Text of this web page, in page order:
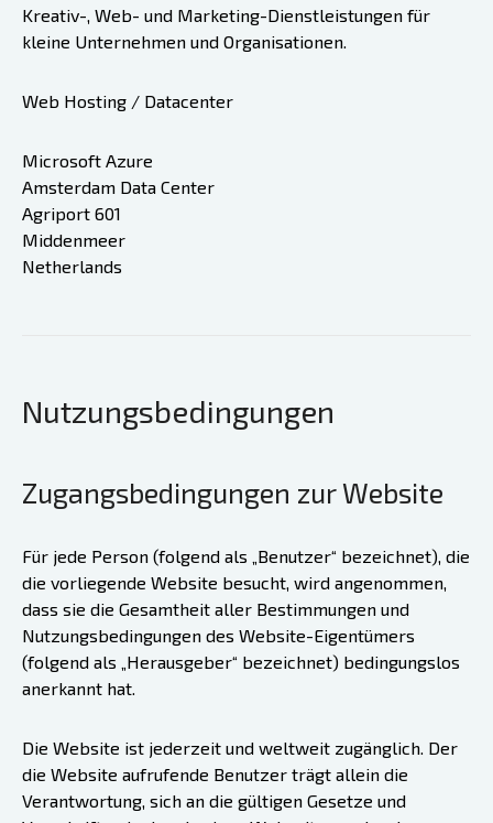
Kreativ-, Web- und Marketing-Dienstleistungen für
kleine Unternehmen und Organisationen.
Web Hosting / Datacenter
Microsoft Azure
Amsterdam Data Center
Agriport 601
Middenmeer
Netherlands
Nutzungsbedingungen
Zugangsbedingungen zur Website
Für jede Person (folgend als „Benutzer“ bezeichnet), die
die vorliegende Website besucht, wird angenommen,
dass sie die Gesamtheit aller Bestimmungen und
Nutzungsbedingungen des Website-Eigentümers
(folgend als „Herausgeber“ bezeichnet) bedingungslos
anerkannt hat.
Die Website ist jederzeit und weltweit zugänglich. Der
die Website aufrufende Benutzer trägt allein die
Verantwortung, sich an die gültigen Gesetze und